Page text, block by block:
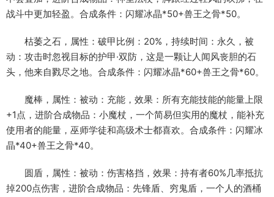
战斗中更加轻盈。合成条件：闪耀冰晶*50+兽王之骨*50。
枯萎之石，属性：破甲比例：20%，持续时间：永久，被
动：攻击时忽视目标的护甲·双防，这是一颗让人闻风丧胆的石
头，他来自戮尽之地。合成条件：闪耀冰晶*60+兽王之骨*60。
魔棒，属性：被动：充能，效果：所有充能技能的能量上限
+1点，进阶合成物品：小魔杖，一个简易但实用的魔杖，能补充
使用者的能量，巫师学徒和高级术士都喜欢。合成条件：闪耀冰
晶*40+兽王之骨*40。
圆盾，属性：被动：伤害格挡，效果：持有者60%几率抵抗
掉200点伤害，进阶合成物品：先锋盾、穷鬼盾，一个人的酒桶